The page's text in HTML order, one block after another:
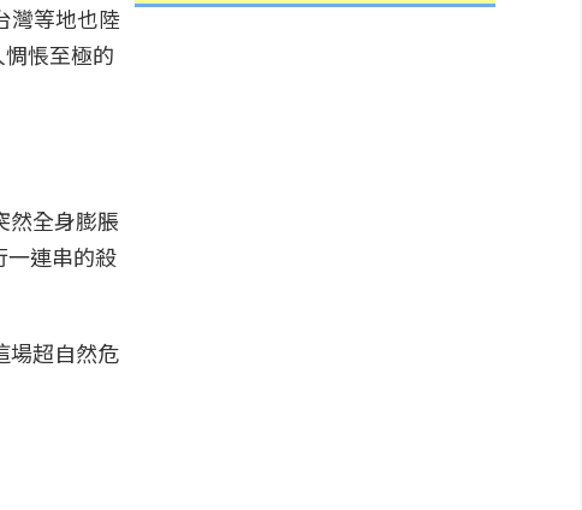
灣等地也陸
悵至極的
然全身膨脹
一連串的殺
場超自然危